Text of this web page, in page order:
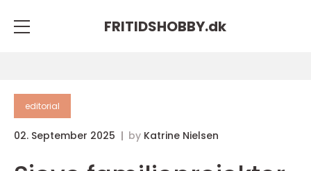
FRITIDSHOBBY.dk
editorial
02. September 2025 by Katrine Nielsen